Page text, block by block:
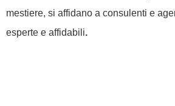
mestiere, si affidano a consulenti e
esperte e affidabili.